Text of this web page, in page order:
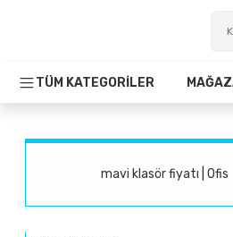
TÜM KATEGORİLER
mavi klasör fiyatı | Ofis